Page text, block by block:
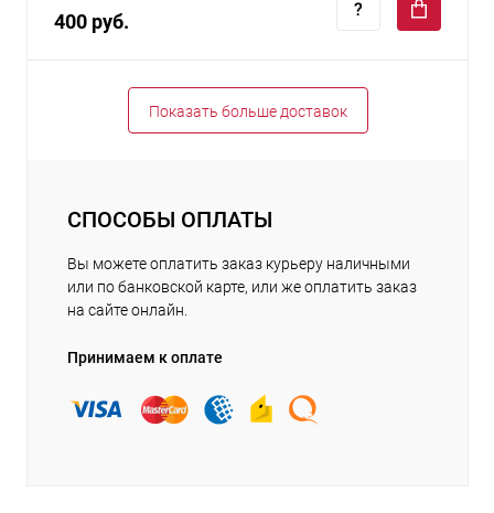
400 руб.
Показать больше доставок
СПОСОБЫ ОПЛАТЫ
Вы можете оплатить заказ курьеру наличными
или по банковской карте, или же оплатить заказ
на сайте онлайн.
Принимаем к оплате